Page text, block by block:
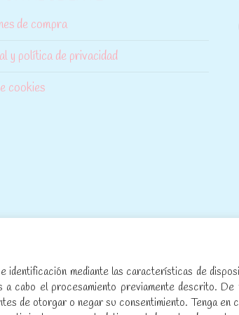
de compra
y política de privacidad
cookies
id=1]
identificación mediante las características de
cabo el procesamiento previamente descrito. De
de otorgar o negar su consentimiento. Tenga en